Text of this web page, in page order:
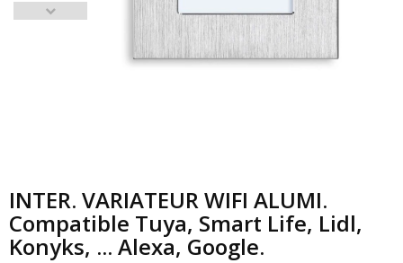
INTER. VARIATEUR WIFI ALUMI.
Compatible Tuya, Smart Life, Lidl,
Konyks, ... Alexa, Google.